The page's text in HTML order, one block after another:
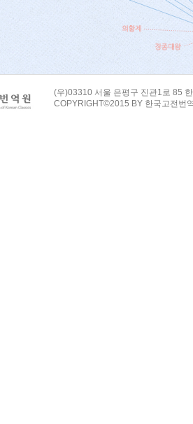
(우)03310 서울 은평구 진관1로 85
COPYRIGHT©2015 BY 한국고전번